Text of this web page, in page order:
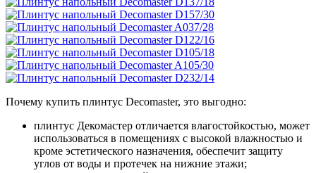
Почему купить плинтус Decomaster, это выгодно:
плинтус Декомастер отличается влагостойкостью, может
использоваться в помещениях с высокой влажностью и
кроме эстетического назначения, обеспечит защиту
углов от воды и протечек на нижние этажи;